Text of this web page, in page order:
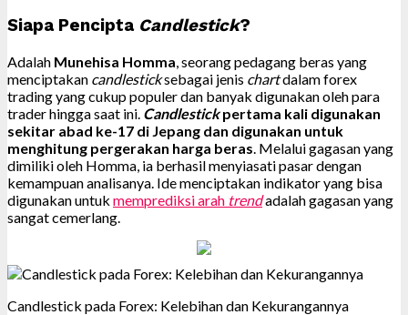
Siapa Pencipta Candlestick?
Adalah Munehisa Homma , seorang pedagang beras yang
menciptakan candlesticksebagai jenis chartdalam forex
trading yang cukup populer dan banyak digunakan oleh para
trader hingga saat ini. Candlestickpertama kali digunakan
sekitar abad ke-17 di Jepang dan digunakan untuk
menghitung pergerakan harga beras . Melalui gagasan yang
dimiliki oleh Homma, ia berhasil menyiasati pasar dengan
kemampuan analisanya. Ide menciptakan indikator yang bisa
digunakan untuk memprediksi arah trendadalah gagasan yang
sangat cemerlang.
Candlestick pada Forex: Kelebihan dan Kekurangannya